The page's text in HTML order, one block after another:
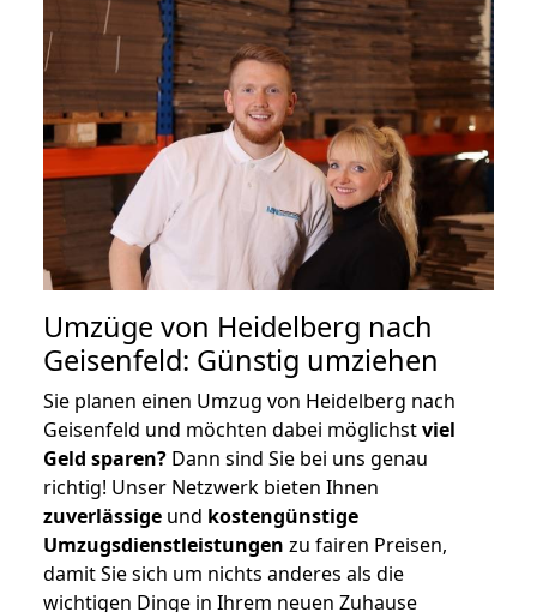
Umzüge von Heidelberg nach
Geisenfeld: Günstig umziehen
Sie planen einen Umzug von Heidelberg nach
Geisenfeld und möchten dabei möglichstviel
Geld sparen? Dann sind Sie bei uns genau
richtig! Unser Netzwerk bieten Ihnen
zuverlässige und kostengünstige
Umzugsdienstleistungen zu fairen Preisen,
damit Sie sich um nichts anderes als die
wichtigen Dinge in Ihrem neuen Zuhause